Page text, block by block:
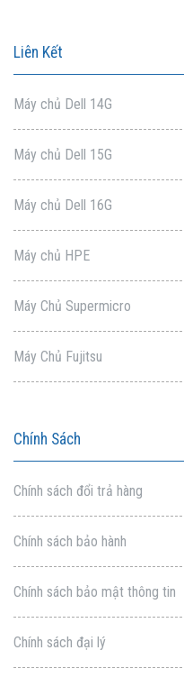
Liên Kết
Máy chủ Dell 14G
Máy chủ Dell 15G
Máy chủ Dell 16G
Máy chủ HPE
Máy Chủ Supermicro
Máy Chủ Fujitsu
Chính Sách
Chính sách đổi trả hàng
Chính sách bảo hành
Chính sách bảo mật thông tin
Chính sách đại lý